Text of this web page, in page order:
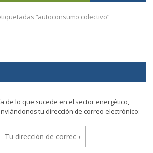
“autoconsumo colectivo”
de lo que sucede en el sector energético,
tu dirección de correo electrónico: